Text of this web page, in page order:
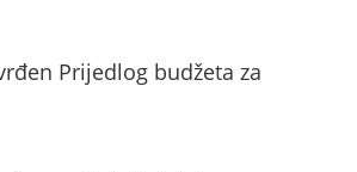
Prijedlog budžeta za